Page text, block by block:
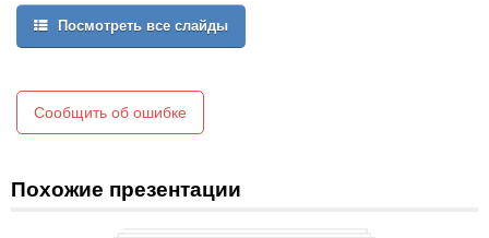
включения в нее новых элементов.
Посмотреть все слайды
Сообщить об ошибке
Похожие презентации